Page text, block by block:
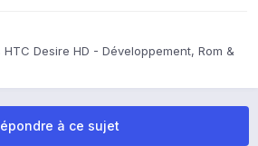
HTC Desire HD - Développement, Rom &
à ce sujet